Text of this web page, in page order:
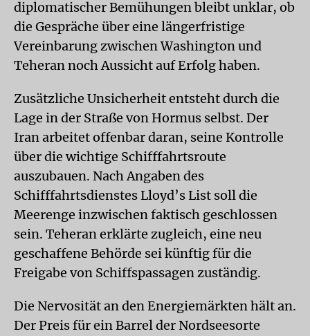
diplomatischer Bemühungen bleibt unklar, ob
die Gespräche über eine längerfristige
Vereinbarung zwischen Washington und
Teheran noch Aussicht auf Erfolg haben.
Zusätzliche Unsicherheit entsteht durch die
Lage in der Straße von Hormus selbst. Der
Iran arbeitet offenbar daran, seine Kontrolle
über die wichtige Schifffahrtsroute
auszubauen. Nach Angaben des
Schifffahrtsdienstes Lloyd’s List soll die
Meerenge inzwischen faktisch geschlossen
sein. Teheran erklärte zugleich, eine neu
geschaffene Behörde sei künftig für die
Freigabe von Schiffspassagen zuständig.
Die Nervosität an den Energiemärkten hält an.
Der Preis für ein Barrel der Nordseesorte